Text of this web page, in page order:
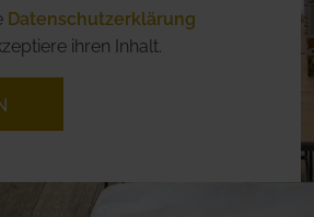
Datenschutzerklärung
ihren Inhalt.